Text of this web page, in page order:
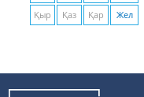
Қыр
Қаз Қар Жел